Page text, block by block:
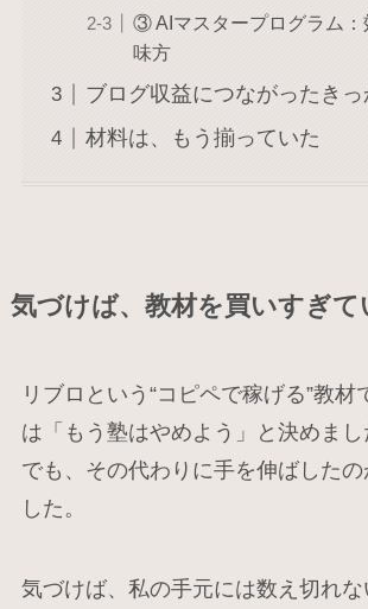
③ AIマスタープログラム：
味方
ブログ収益につながったきっ
材料は、もう揃っていた
気づけば、教材を買いすぎて
リブロという“コピペで稼げる”教材
は「もう塾はやめよう」と決めまし
でも、その代わりに手を伸ばした
した。
気づけば、私の手元には数え切れ